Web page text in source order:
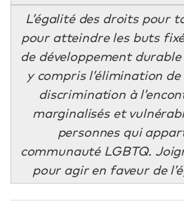
L’égalité des droits pour
pour atteindre les buts
de développement
y compris l’élimination
discrimination à
marginalisés et
personnes qui
communauté LGBTQ.
pour agir en faveur de